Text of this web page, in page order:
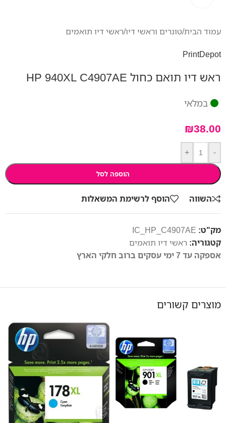
עמוד הבית/טונרים וראשי דיו/ראשי דיו תואמים
PrintDepot
ראש דיו תואם כחול HP 940XL C4907AE
במלאי
₪38.00
-
+
הוספה לסל
השווה הוסף לרשימת המשאלות
מק"ט: IC_HP_C4907AE
קטגוריה: ראשי דיו תואמים
אספקה עד 7 ימי עסקים ברוב חלקי הארץ
מוצרים קשורים